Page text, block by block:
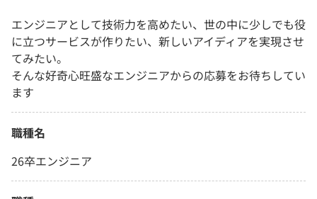
エンジニアとして技術力を高めたい、世の中に少しでも役
に立つサービスが作りたい、新しいアイディアを実現させ
てみたい。
そんな好奇心旺盛なエンジニアからの応募をお待ちしてい
ます
職種名
26卒エンジニア